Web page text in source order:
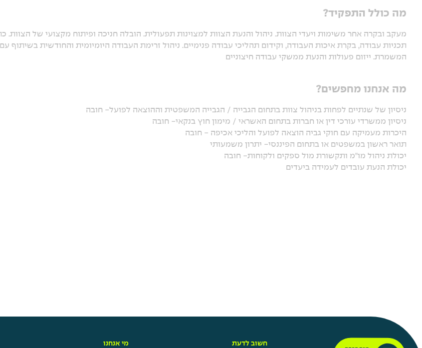
מה כולל התפקיד?
מעקב ובקרה אחר משימות ויעדי הצוות. ניהול והנעת הצוות למצוינות תפעולית. הובלה חניכה ופיתוח מקצועי של הצוות.
תכניות עבודה, בקרת איכות העבודה, וקידום תהליכי עבודה פנימיים. ניהול זרימת העבודה היומיומית והחודשית בשיתוף
המשמרת. ייזום פעולות והנעת ממשקי עבודה חיצוניים
מה אנחנו מחפשים?
ניסיון של שנתיים לפחות בניהול צוות בתחום הגבייה / הגבייה המשפטית וההוצאה לפועל- חובה
ניסיון ממשרדי עורכי דין או חברות בתחום האשראי / מימון חוץ בנקאי- חובה
היכרות מעמיקה עם חוקי גביה הוצאה לפועל והליכי אכיפה - חובה
תואר ראשון במשפטים או בתחום הפיננסי- יתרון משמעותי
יכולת ניהול מו"מ ותקשורת מול ספקים ולקוחות- חובה
יכולת הנעת עובדים לעמידה ביעדים
חשוב לדעת מי אנחנו